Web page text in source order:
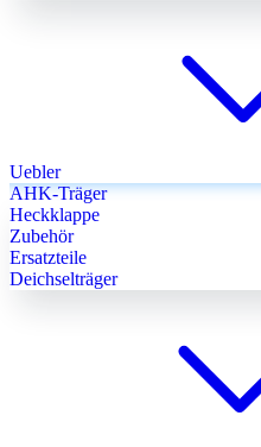
Uebler
AHK-Träger
Heckklappe
Zubehör
Ersatzteile
Deichselträger